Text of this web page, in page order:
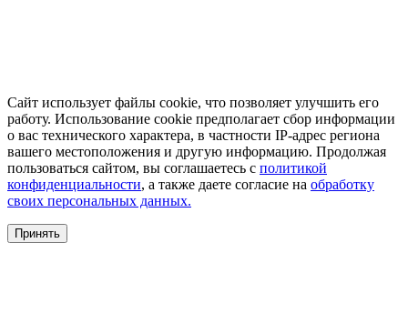
Сайт использует файлы cookie, что позволяет улучшить его
работу. Использование cookie предполагает сбор информации
о вас технического характера, в частности IP-адрес региона
вашего местоположения и другую информацию. Продолжая
пользоваться сайтом, вы соглашаетесь с политикой
конфиденциальности, а также даете согласие на обработку
своих персональных данных.
Принять